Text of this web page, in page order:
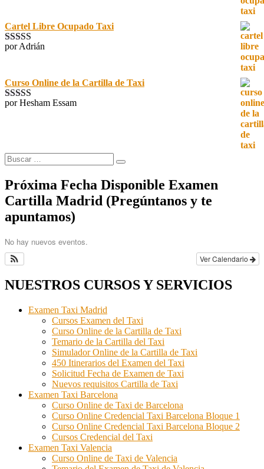
Cartel Libre Ocupado Taxi
Valorado con
por Adrián
Curso Online de la Cartilla de Taxi
Valorado con
por Hesham Essam
Buscar
por:
Buscar
Próxima Fecha Disponible Examen
Cartilla Madrid (Pregúntanos y te
apuntamos)
No hay nuevos eventos.
Ver Calendario
NUESTROS CURSOS Y SERVICIOS
Examen Taxi Madrid
Cursos Examen del Taxi
Curso Online de la Cartilla de Taxi
Temario de la Cartilla del Taxi
Simulador Online de la Cartilla de Taxi
450 Itinerarios del Examen del Taxi
Solicitud Fecha de Examen de Taxi
Nuevos requisitos Cartilla de Taxi
Examen Taxi Barcelona
Curso Online de Taxi de Barcelona
Curso Online Credencial Taxi Barcelona Bloque 1
Curso Online Credencial Taxi Barcelona Bloque 2
Cursos Credencial del Taxi
Examen Taxi Valencia
Curso Online de Taxi de Valencia